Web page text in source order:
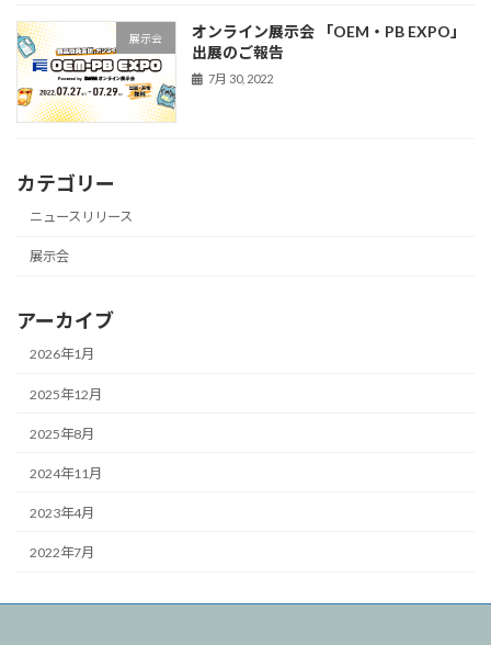
展示会
オンライン展示会 「OEM・PB EXPO」
出展のご報告
7月 30, 2022
カテゴリー
ニュースリリース
展示会
アーカイブ
2026年1月
2025年12月
2025年8月
2024年11月
2023年4月
2022年7月